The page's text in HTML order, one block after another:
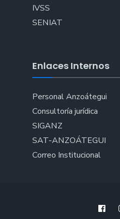
IVSS
SENIAT
Enlaces Internos
Personal Anzoátegui
Consultoría jurídica
SIGANZ
SAT-ANZOÁTEGUI
Correo Institucional